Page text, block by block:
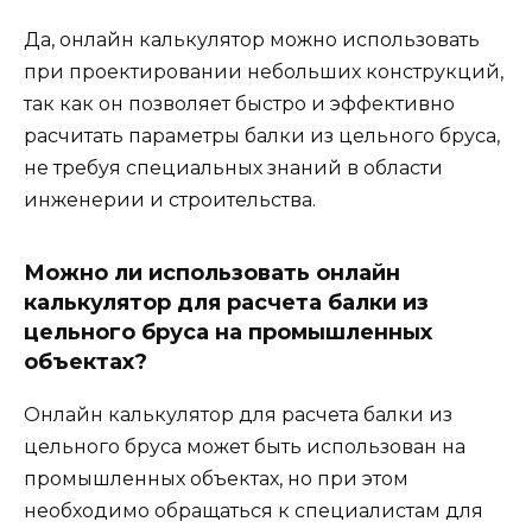
Да, онлайн калькулятор можно использовать
при проектировании небольших конструкций,
так как он позволяет быстро и эффективно
расчитать параметры балки из цельного бруса,
не требуя специальных знаний в области
инженерии и строительства.
Можно ли использовать онлайн
калькулятор для расчета балки из
цельного бруса на промышленных
объектах?
Онлайн калькулятор для расчета балки из
цельного бруса может быть использован на
промышленных объектах, но при этом
необходимо обращаться к специалистам для